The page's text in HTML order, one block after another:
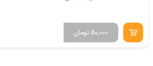
تومان 50,000